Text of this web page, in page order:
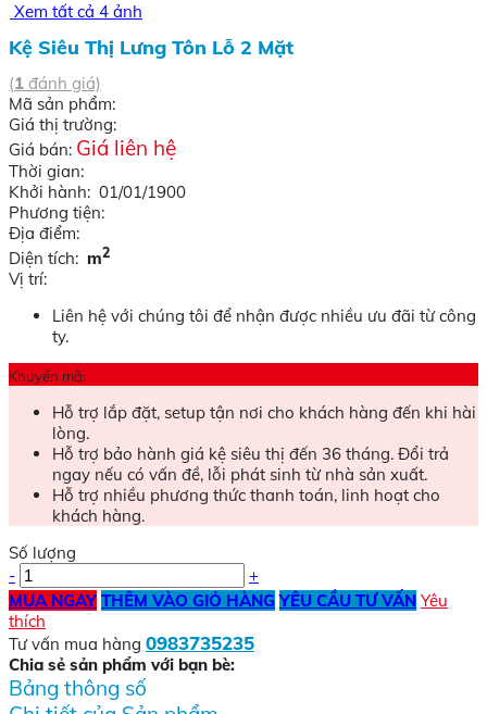
Xem tất cả 4 ảnh
Kệ Siêu Thị Lưng Tôn Lỗ 2 Mặt
(1 đánh giá)
Mã sản phẩm:
Giá thị trường:
Giá bán: Giá liên hệ
Thời gian:
Khởi hành: 01/01/1900
Phương tiện:
Địa điểm:
Diện tích: m2
Vị trí:
Liên hệ với chúng tôi để nhận được nhiều ưu đãi từ công
ty.
Khuyến mãi
Hỗ trợ lắp đặt, setup tận nơi cho khách hàng đến khi hài
lòng.
Hỗ trợ bảo hành giá kệ siêu thị đến 36 tháng. Đổi trả
ngay nếu có vấn đề, lỗi phát sinh từ nhà sản xuất.
Hỗ trợ nhiều phương thức thanh toán, linh hoạt cho
khách hàng.
Số lượng
-
+
MUA NGAY THÊM VÀO GIỎ HÀNG YÊU CẦU TƯ VẤN Yêu
thích
Tư vấn mua hàng 0983735235
Chia sẻ sản phẩm với bạn bè:
Bảng thông số